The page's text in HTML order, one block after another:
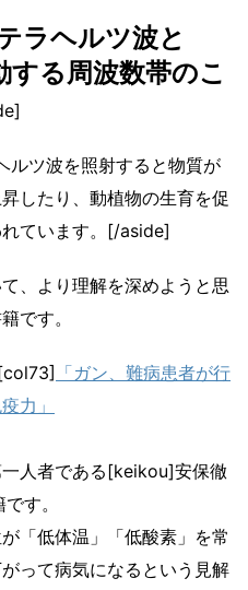
ラヘルツ波と
する周波数帯のこ
ツ波を照射すると物質が
したり、動植物の生育を促
ています。[/aside]
、より理解を深めようと思
です。
「ガン、難病患者が行
力」
一人者である[keikou]安保徹
す。
「低体温」「低酸素」を常
って病気になるという見解